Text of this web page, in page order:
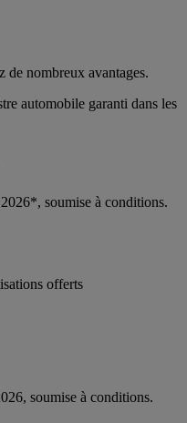
de nombreux avantages.
automobile garanti dans les
soumise à conditions.
offerts
soumise à conditions.